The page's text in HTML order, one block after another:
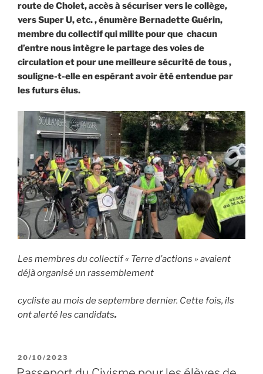
route de Cholet, accès à sécuriser vers le collège,
vers Super U, etc. , énumère Bernadette Guérin,
membre du collectif qui milite pour que chacun
d’entre nous intègre le partage des voies de
circulation et pour une meilleure sécurité de tous ,
souligne-t-elle en espérant avoir été entendue par
les futurs élus.
Les membres du collectif « Terre d’actions » avaient
déjà organisé un rassemblement
cycliste au mois de septembre dernier. Cette fois, ils
ont alerté les candidats.
PUBLIÉ
LE
20/10/2023